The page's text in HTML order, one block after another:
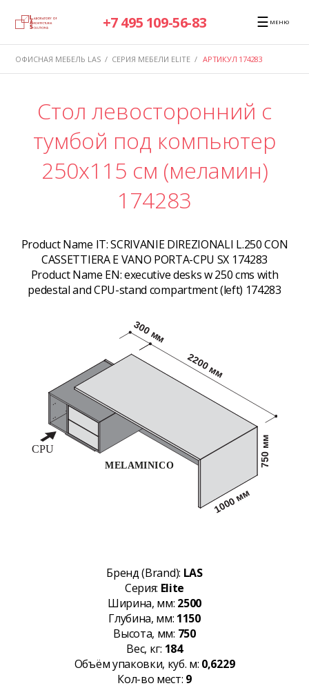
+7 495 109-56-83 ☰ МЕНЮ
ОФИСНАЯ МЕБЕЛЬ LAS / СЕРИЯ МЕБЕЛИ ELITE / АРТИКУЛ 174283
Стол левосторонний с
тумбой под компьютер
250x115 см (меламин)
174283
Product Name IT:SCRIVANIE DIREZIONALI L.250 CON
CASSETTIERA E VANO PORTA-CPU SX 174283
Product Name EN:executive desks w 250 cms with
pedestal and CPU-stand compartment (left) 174283
Бренд (Brand): LAS
Серия: Elite
Ширина, мм: 2500
Глубина, мм: 1150
Высота, мм: 750
Вес, кг: 184
Объём упаковки, куб. м: 0,6229
Кол-во мест: 9